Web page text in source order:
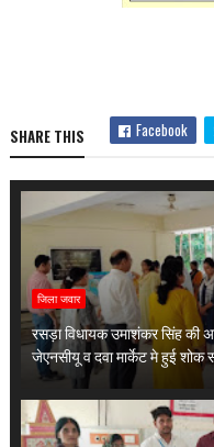
SHARE THIS Facebook
जिला जवार
रसड़ा विधायक उमाशंकर सिंह की
जेएनसीयू व दवा मार्केट मे हुई शोक